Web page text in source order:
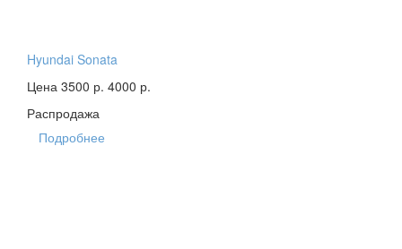
Hyundai Sonata
Цена 3500 р. 4000 р.
Распродажа
Подробнее